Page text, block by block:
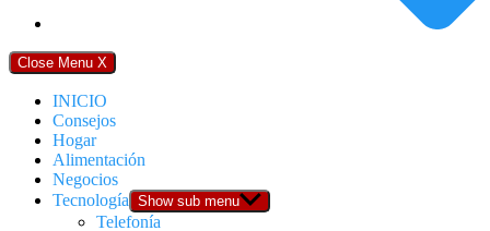
Close Menu X
INICIO
Consejos
Hogar
Alimentación
Negocios
Tecnología Show sub menu
Telefonía